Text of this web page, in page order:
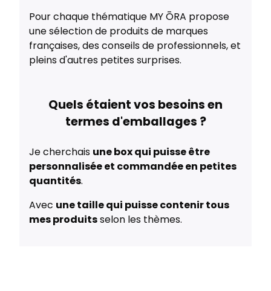
Pour chaque thématique MY ŌRA propose
une sélection de produits de marques
françaises, des conseils de professionnels, et
pleins d'autres petites surprises.
Quels étaient vos besoins en
termes d'emballages ?
Je cherchais une box qui puisse être
personnalisée et commandée en petites
quantités.
Avec une taille qui puisse contenir tous
mes produitsselon les thèmes.